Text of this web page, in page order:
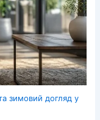
зимовий догляд у